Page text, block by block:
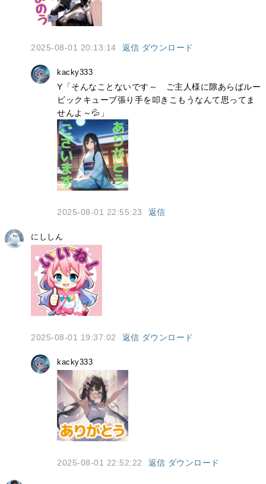
2025-08-01 20:13:14 返信 ダウンロード
kacky333
Y「そんなことないです～　ご主人様に隙あらばルー
ビックキューブ張り手を叩きこもうなんて思ってま
せんよ～💦」
2025-08-01 22:55:23 返信
にししん
2025-08-01 19:37:02 返信 ダウンロード
kacky333
2025-08-01 22:52:22 返信 ダウンロード